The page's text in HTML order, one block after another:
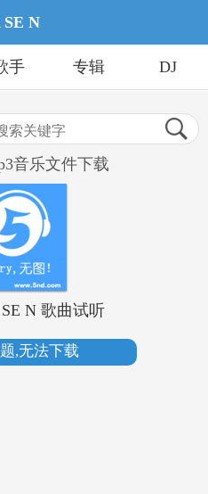
SE N
手 专辑 DJ
音乐文件下载
N 歌曲试听
,无法下载